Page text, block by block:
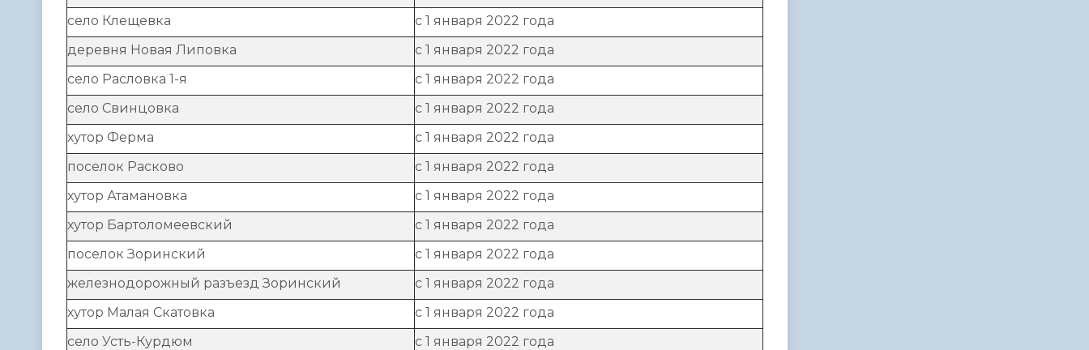
село Клещевка
с 1 января 2022 года
деревня Новая Липовка
с 1 января 2022 года
село Расловка 1-я
с 1 января 2022 года
село Свинцовка
с 1 января 2022 года
хутор Ферма
с 1 января 2022 года
поселок Расково
с 1 января 2022 года
хутор Атамановка
с 1 января 2022 года
хутор Бартоломеевский
с 1 января 2022 года
поселок Зоринский
с 1 января 2022 года
железнодорожный разъезд Зоринский
с 1 января 2022 года
хутор Малая Скатовка
с 1 января 2022 года
село Усть-Курдюм
с 1 января 2022 года